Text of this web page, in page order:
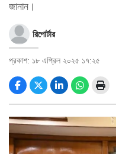
পর্যটন
অন্যরকম
জীবনযাপন
ধর্ম
ভিডিও
জানান।
রিপোর্টার
প্রকাশ: ১৮ এপ্রিল ২০২৫ ১৭:২৫